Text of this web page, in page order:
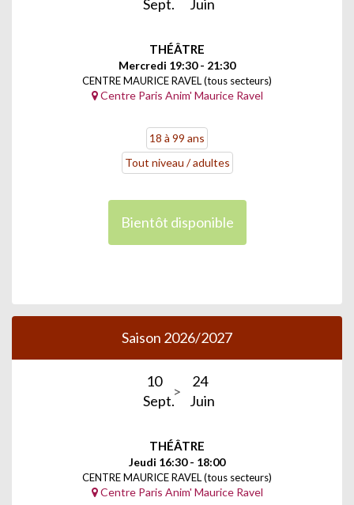
Sept. Juin
THÉÂTRE
Mercredi 19:30 - 21:30
CENTRE MAURICE RAVEL (tous secteurs)
Centre Paris Anim' Maurice Ravel
18 à 99 ans
Tout niveau / adultes
Bientôt disponible
Saison 2026/2027
10
Sept.
24
Juin
THÉÂTRE
Jeudi 16:30 - 18:00
CENTRE MAURICE RAVEL (tous secteurs)
Centre Paris Anim' Maurice Ravel